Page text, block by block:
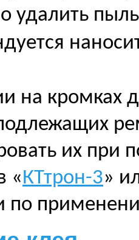
удалить
на кромках
их
«КТтрон-3»
по